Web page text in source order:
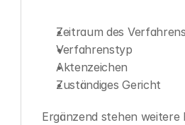
Zeitraum des Verfahrens
Verfahrenstyp
Aktenzeichen
Zuständiges Gericht
Ergänzend stehen weitere